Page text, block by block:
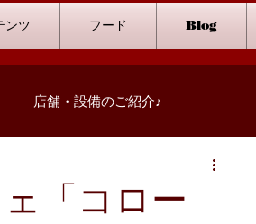
ンツ フード Blog
店舗・設備のご紹介♪
スタッフインタビュー
「コロー